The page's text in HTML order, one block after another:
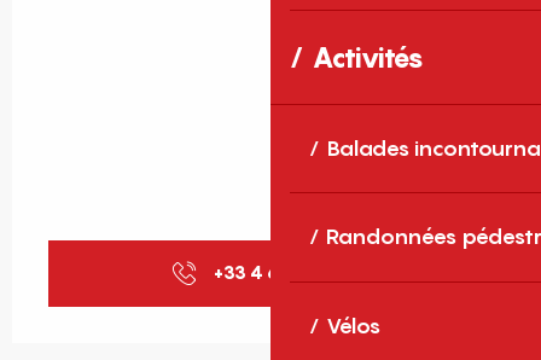
Activités
Balades
Randonnées
Vélos
+33 4 68 04 15